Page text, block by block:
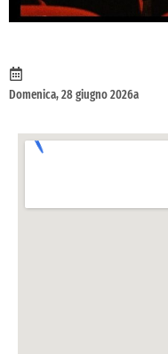
Domenica, 28 giugno 2026a